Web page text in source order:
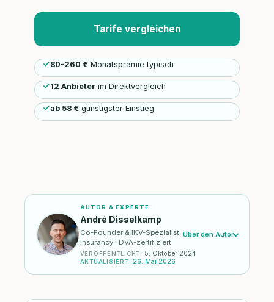
Tarife vergleichen
80–260 € Monatsprämie typisch
12 Anbieter im Direktvergleich
ab 58 € günstigster Einstieg
AUTOR & EXPERTE
André Disselkamp
Co-Founder & IKV-Spezialist ·
Insurancy · DVA-zertifiziert
VERÖFFENTLICHT: 5. Oktober 2024
AKTUALISIERT: 26. Mai 2026
Über den Autor